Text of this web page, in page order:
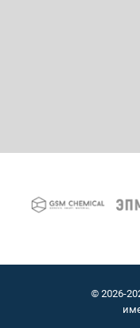
© 2026-